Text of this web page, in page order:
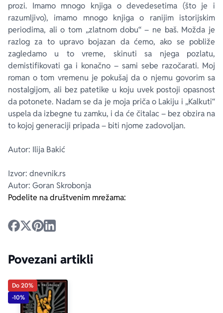
prozi. Imamo mnogo knjiga o devedesetima (što je i
razumljivo), imamo mnogo knjiga o ranijim istorijskim
periodima, ali o tom „zlatnom dobu“ – ne baš. Možda je
razlog za to upravo bojazan da ćemo, ako se pobliže
zagledamo u to vreme, skinuti sa njega pozlatu,
demistifikovati ga i konačno – sami sebe razočarati. Moj
roman o tom vremenu je pokušaj da o njemu govorim sa
nostalgijom, ali bez patetike u koju uvek postoji opasnost
da potonete. Nadam se da je moja priča o Lakiju i „Kalkuti“
uspela da izbegne tu zamku, i da će čitalac – bez obzira na
to kojoj generaciji pripada – biti njome zadovoljan.
Autor: Ilija Bakić
Izvor: dnevnik.rs
Autor: Goran Skrobonja
Podelite na društvenim mrežama:
Povezani artikli
Do 20%
-10%